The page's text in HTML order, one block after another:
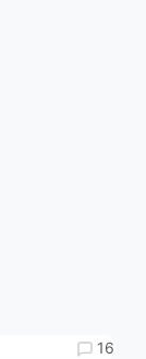
16